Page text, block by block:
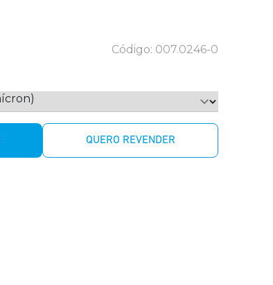
Código: 007.0246-0
QUERO REVENDER